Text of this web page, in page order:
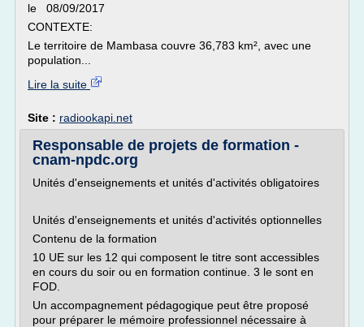
le 08/09/2017
CONTEXTE:
Le territoire de Mambasa couvre 36,783 km², avec une
population...
Lire la suite
Site : radiookapi.net
Responsable de projets de formation -
cnam-npdc.org
Unités d'enseignements et unités d'activités obligatoires
Unités d'enseignements et unités d'activités optionnelles
Contenu de la formation
10 UE sur les 12 qui composent le titre sont accessibles
en cours du soir ou en formation continue. 3 le sont en
FOD.
Un accompagnement pédagogique peut être proposé
pour préparer le mémoire professionnel nécessaire à